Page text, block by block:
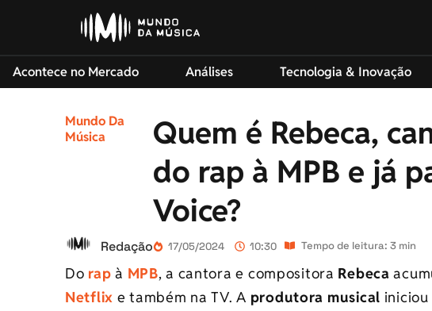
Acontece no Mercado Análises Tecnologia & Inovação
Mundo Da
Música
Quem é Rebeca,
do rap à MPB e já
Voice?
Redação 17/05/2024 10:30 Tempo de leitura: 3 min
Do rap à MPB, a cantora e compositora Rebeca
Netflix e também na TV. A produtora musical